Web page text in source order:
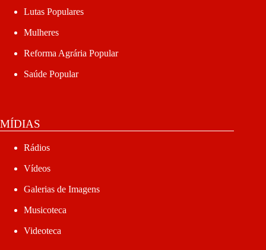
Lutas Populares
Mulheres
Reforma Agrária Popular
Saúde Popular
MÍDIAS
Rádios
Vídeos
Galerias de Imagens
Musicoteca
Videoteca